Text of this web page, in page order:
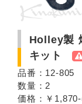
Holley製
キット
品番：12-805
数量：2
価格：￥